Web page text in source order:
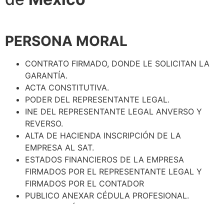
PERSONA MORAL
CONTRATO FIRMADO, DONDE LE SOLICITAN LA
GARANTÍA.
ACTA CONSTITUTIVA.
PODER DEL REPRESENTANTE LEGAL.
INE DEL REPRESENTANTE LEGAL ANVERSO Y
REVERSO.
ALTA DE HACIENDA INSCRIPCIÓN DE LA
EMPRESA AL SAT.
ESTADOS FINANCIEROS DE LA EMPRESA
FIRMADOS POR EL REPRESENTANTE LEGAL Y
FIRMADOS POR EL CONTADOR
PUBLICO ANEXAR CÉDULA PROFESIONAL.